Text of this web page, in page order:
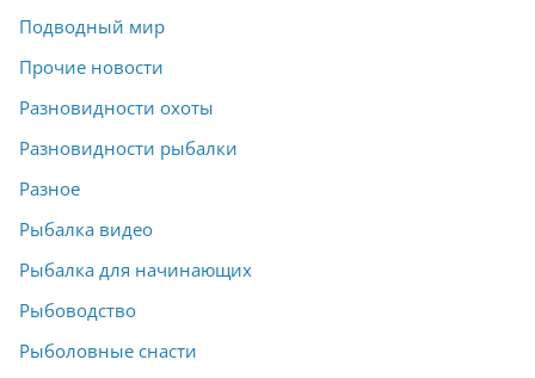
Подводный мир
Прочие новости
Разновидности охоты
Разновидности рыбалки
Разное
Рыбалка видео
Рыбалка для начинающих
Рыбоводство
Рыболовные снасти